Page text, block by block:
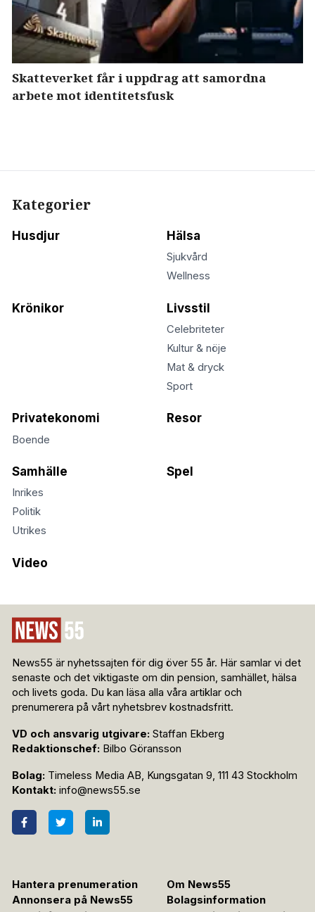
Skatteverket får i uppdrag att samordna
arbete mot identitetsfusk
Kategorier
Husdjur Hälsa
Sjukvård
Wellness
Krönikor Livsstil
Celebriteter
Kultur & nöje
Mat & dryck
Sport
Privatekonomi
Boende
Resor
Samhälle
Inrikes
Politik
Utrikes
Spel
Video
News55 är nyhetssajten för dig över 55 år. Här samlar vi det
senaste och det viktigaste om din pension, samhället, hälsa
och livets goda. Du kan läsa alla våra artiklar och
prenumerera på vårt nyhetsbrev kostnadsfritt.
VD och ansvarig utgivare: Staffan Ekberg
Redaktionschef: Bilbo Göransson
Bolag: Timeless Media AB, Kungsgatan 9, 111 43 Stockholm
Kontakt: info@news55.se
Hantera prenumeration
Om News55
Annonsera på News55
Bolagsinformation